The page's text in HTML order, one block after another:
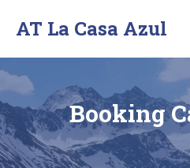
AT La Casa Azul
Apartamentos
en
Cuenca
Booking